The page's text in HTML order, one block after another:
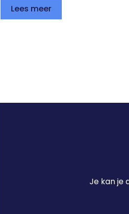
Lees meer
Je kan je